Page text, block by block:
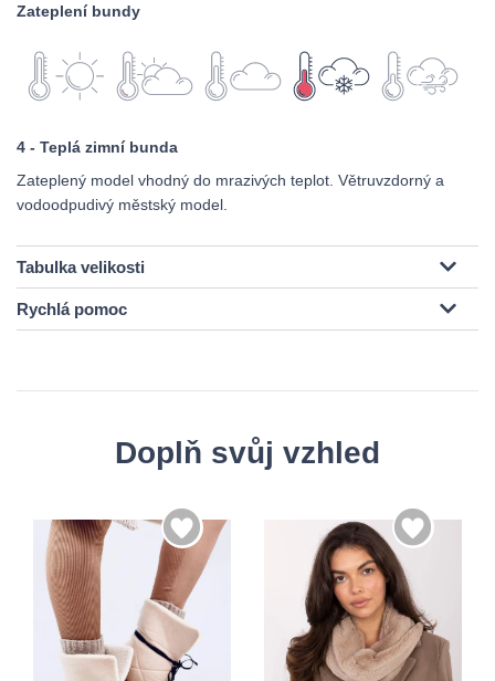
Zateplení bundy
4 - Teplá zimní bunda
Zateplený model vhodný do mrazivých teplot. Větruvzdorný a
vodoodpudivý městský model.
Tabulka velikosti
Rychlá pomoc
Doplň svůj vzhled